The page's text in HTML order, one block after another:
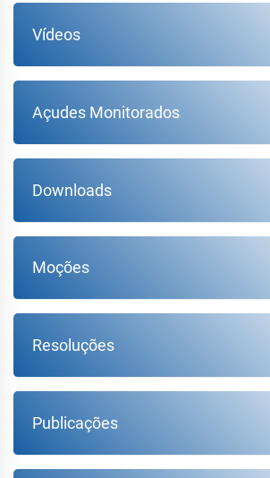
Vídeos
Açudes Monitorados
Downloads
Moções
Resoluções
Publicações